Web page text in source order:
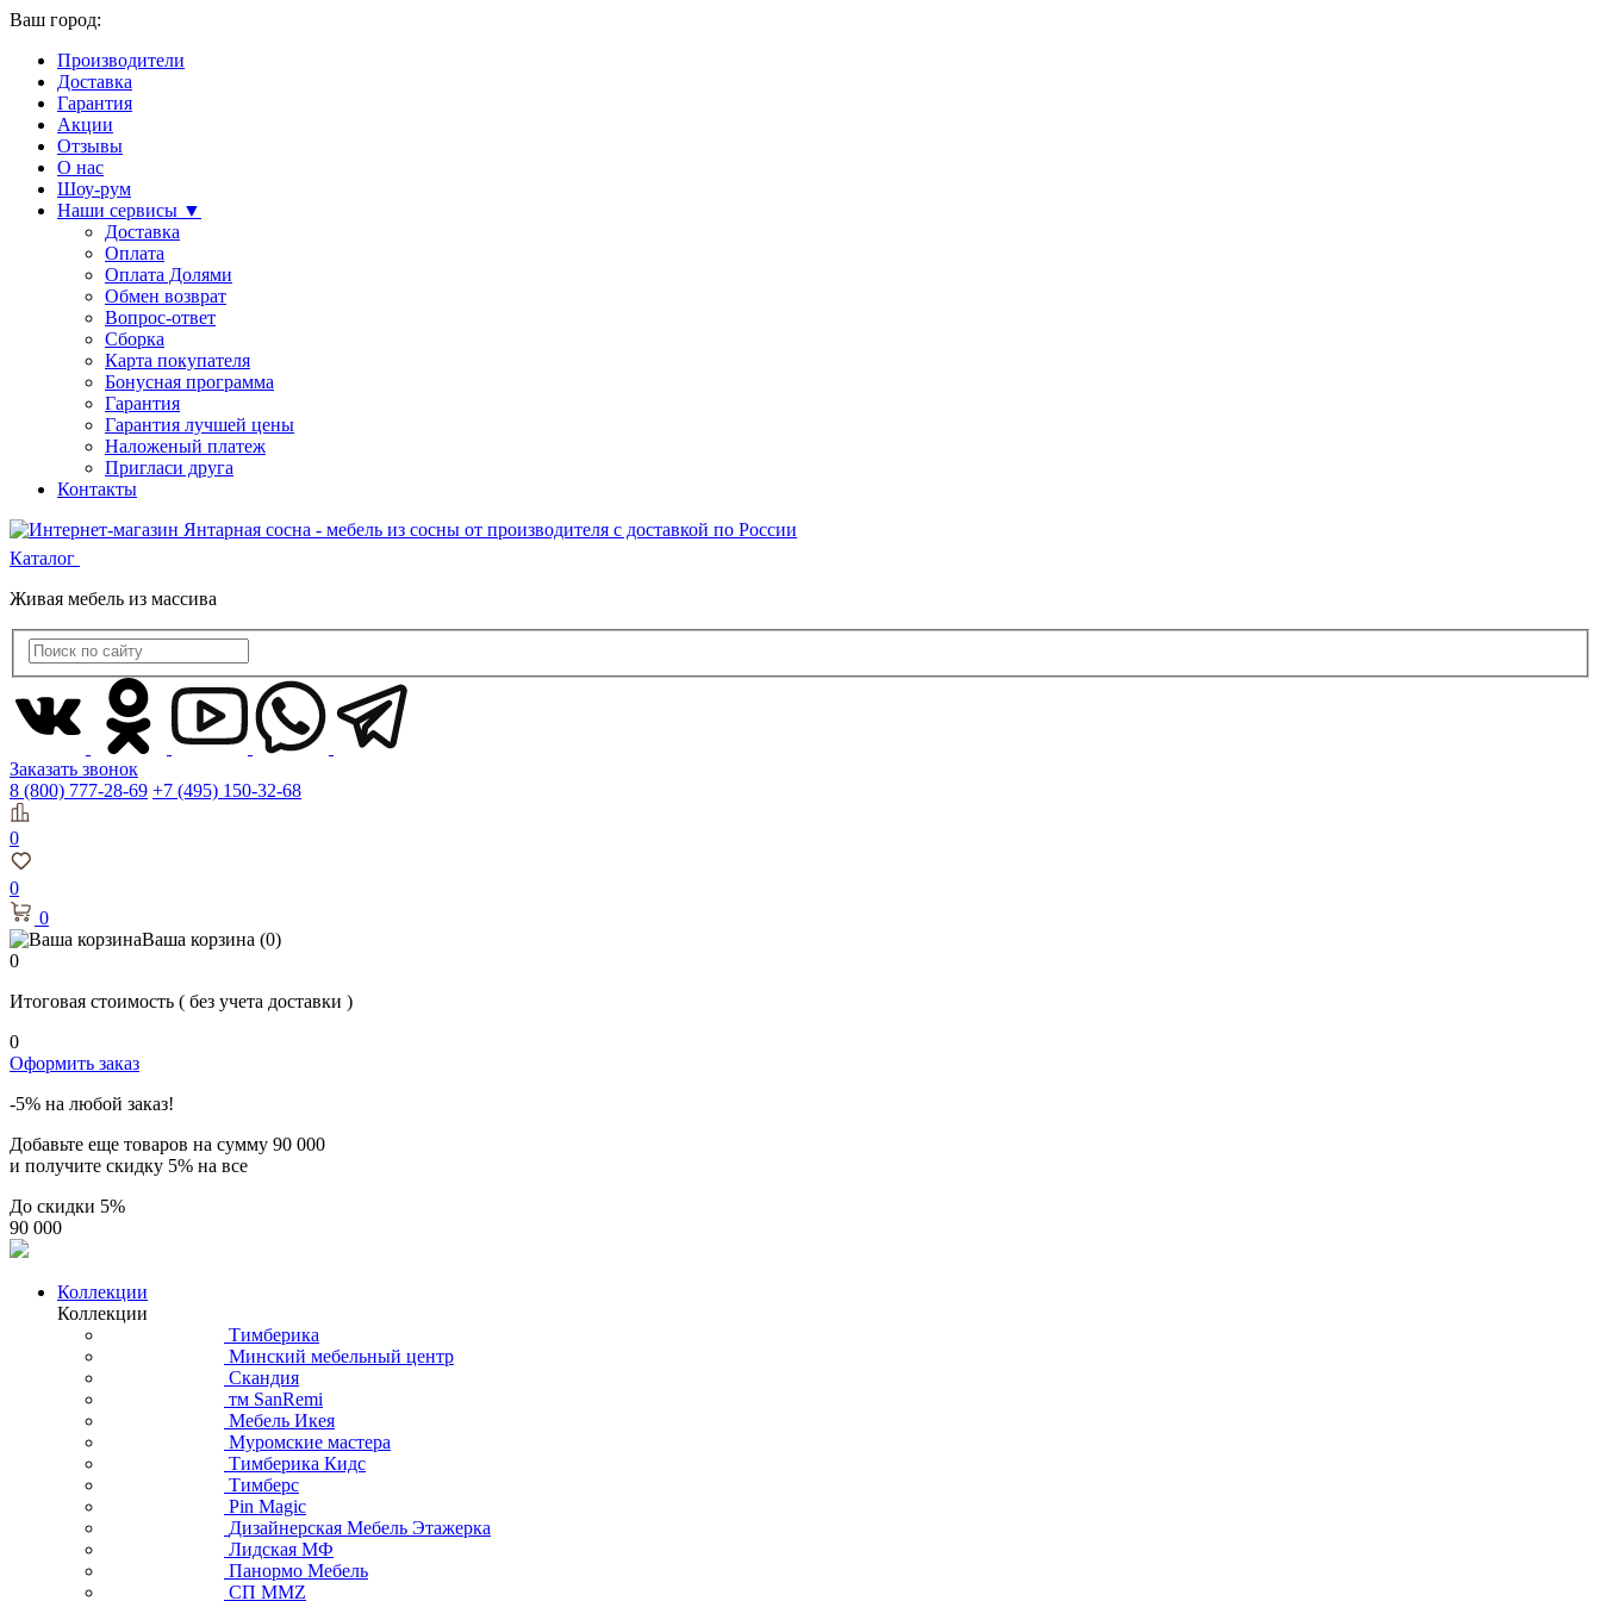
Ваш город:
Производители
Доставка
Гарантия
Акции
Отзывы
О нас
Шоу-рум
Наши сервисы ▼
Доставка
Оплата
Оплата Долями
Обмен возврат
Вопрос-ответ
Сборка
Карта покупателя
Бонусная программа
Гарантия
Гарантия лучшей цены
Наложеный платеж
Пригласи друга
Контакты
Каталог
Живая мебель из массива
Заказать звонок
8 (800) 777-28-69 +7 (495) 150-32-68
0
0
0
Ваша корзина (0)
0
Итоговая стоимость ( без учета доставки )
0
Оформить заказ
-5% на любой заказ!
Добавьте еще товаров на сумму 90 000
и получите скидку 5% на все
До скидки 5%
90 000
Коллекции
Коллекции
Тимберика
Минский мебельный центр
Скандия
тм SanRemi
Мебель Икея
Муромские мастера
Тимберика Кидс
Тимберс
Pin Magic
Дизайнерская Мебель Этажерка
Лидская МФ
Панормо Мебель
СП ММZ